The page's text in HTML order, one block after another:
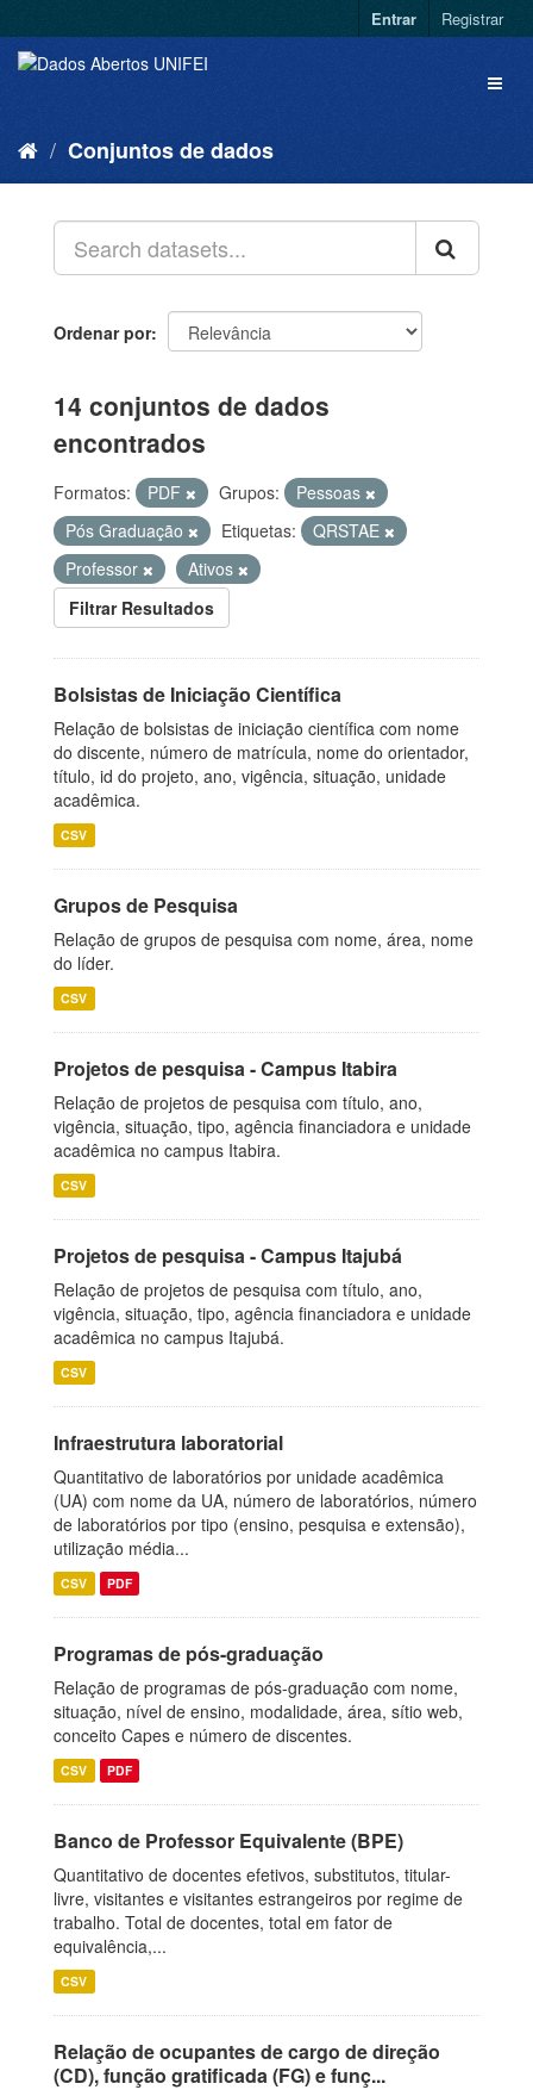
Entrar Registrar
Conjuntos de dados
Ordenar por
14 conjuntos de dados
encontrados
Formatos: PDF Grupos:
Pessoas
Pós Graduação
Etiquetas:
QRSTAE
Professor
Ativos
Filtrar Resultados
Bolsistas de Iniciação Científica
Relação de bolsistas de iniciação científica com nome
do discente, número de matrícula, nome do orientador,
título, id do projeto, ano, vigência, situação, unidade
acadêmica.
CSV
Grupos de Pesquisa
Relação de grupos de pesquisa com nome, área, nome
do líder.
CSV
Projetos de pesquisa - Campus Itabira
Relação de projetos de pesquisa com título, ano,
vigência, situação, tipo, agência financiadora e unidade
acadêmica no campus Itabira.
CSV
Projetos de pesquisa - Campus Itajubá
Relação de projetos de pesquisa com título, ano,
vigência, situação, tipo, agência financiadora e unidade
acadêmica no campus Itajubá.
CSV
Infraestrutura laboratorial
Quantitativo de laboratórios por unidade acadêmica
(UA) com nome da UA, número de laboratórios, número
de laboratórios por tipo (ensino, pesquisa e extensão),
utilização média...
CSV PDF
Programas de pós-graduação
Relação de programas de pós-graduação com nome,
situação, nível de ensino, modalidade, área, sítio web,
conceito Capes e número de discentes.
CSV PDF
Banco de Professor Equivalente (BPE)
Quantitativo de docentes efetivos, substitutos, titular-
livre, visitantes e visitantes estrangeiros por regime de
trabalho. Total de docentes, total em fator de
equivalência,...
CSV
Relação de ocupantes de cargo de direção
(CD), função gratificada (FG) e funç...